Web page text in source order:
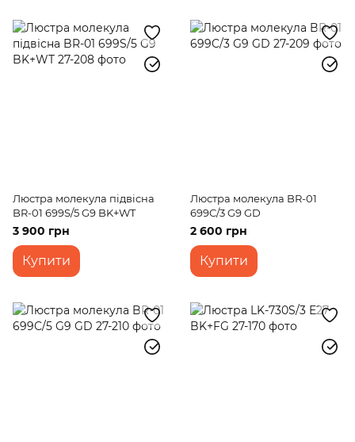
Люстра молекула підвісна
BR-01 699S/5 G9 BK+WT
3 900 грн
Купити
Люстра молекула BR-01
699C/3 G9 GD
2 600 грн
Купити